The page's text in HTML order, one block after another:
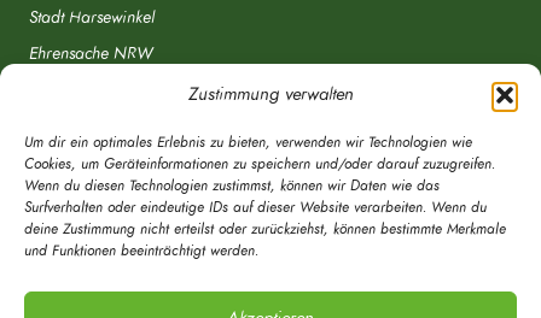
Zustimmung verwalten
Um dir ein optimales Erlebnis zu bieten, verwenden wir Technologien wie
Cookies, um Geräteinformationen zu speichern und/oder darauf zuzugreifen.
Wenn du diesen Technologien zustimmst, können wir Daten wie das
Surfverhalten oder eindeutige IDs auf dieser Website verarbeiten. Wenn du
deine Zustimmung nicht erteilst oder zurückziehst, können bestimmte Merkmale
und Funktionen beeinträchtigt werden.
Stadt Harsewinkel
Ehrensache NRW
OWL Verkehr
Greffen.de
Verkehrsverein Harsewinkel e. V.